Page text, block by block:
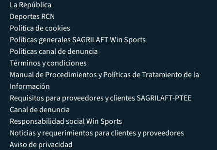
La República
Deportes RCN
Política de cookies
Políticas generales SAGRILAFT Win Sports
Políticas canal de denuncia
Términos y condiciones
Manual de Procedimientos y Políticas de Tratamiento de la
Información
Requisitos para proveedores y clientes SAGRILAFT-PTEE
Canal de denuncia
Responsabilidad social Win Sports
Noticias y requerimientos para clientes y proveedores
Aviso de privacidad